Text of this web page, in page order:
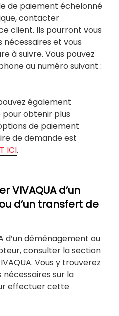
de paiement échelonné
contacter
client. Ils pourront vous
et vous
à suivre. Vous pouvez
au numéro suivant :
également
obtenir plus
de paiement
de demande est
ICI.
VIVAQUA d’un
d’un transfert de
d’un déménagement ou
consulter la section
Vous y trouverez
sur la
effectuer cette